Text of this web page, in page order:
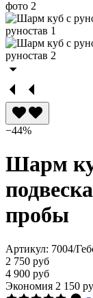
−44%
Шарм
пробы
Артикул: 7004/
2 750 руб
4 900 руб
Экономия 2 150